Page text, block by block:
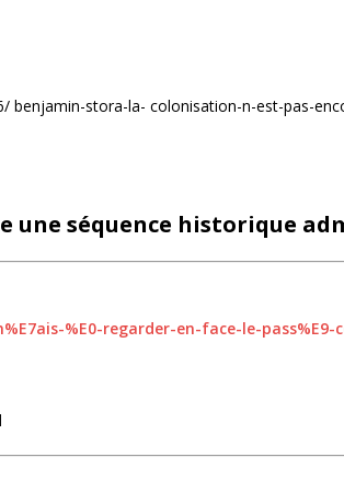
benjamin-stora-la- colonisation-n-est-pas-
une séquence historique
%E0-regarder-en-face-le-pass%E9-